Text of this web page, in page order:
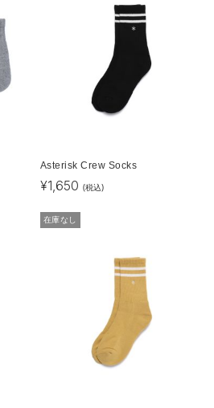
Asterisk Crew Socks
¥1,650 (税込)
在庫なし